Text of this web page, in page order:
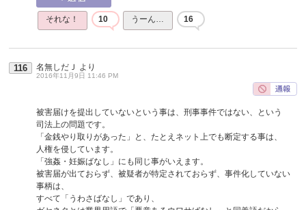
それな！ 10 うーん… 16
116 名無しだＪ より
2016年11月9日 11:46 PM
被害届けを提出していないという事は、刑事事件ではない、という
司法上の問題です。
「金銭やり取りがあった」と、たとえネット上でも断定する事は、
人権を侵しています。
「強姦・妊娠ばなし」にも同じ事がいえます。
被害届が出ておらず、被疑者が特定されておらず、事件化していない
事柄は、
すべて「うわさばなし」であり、